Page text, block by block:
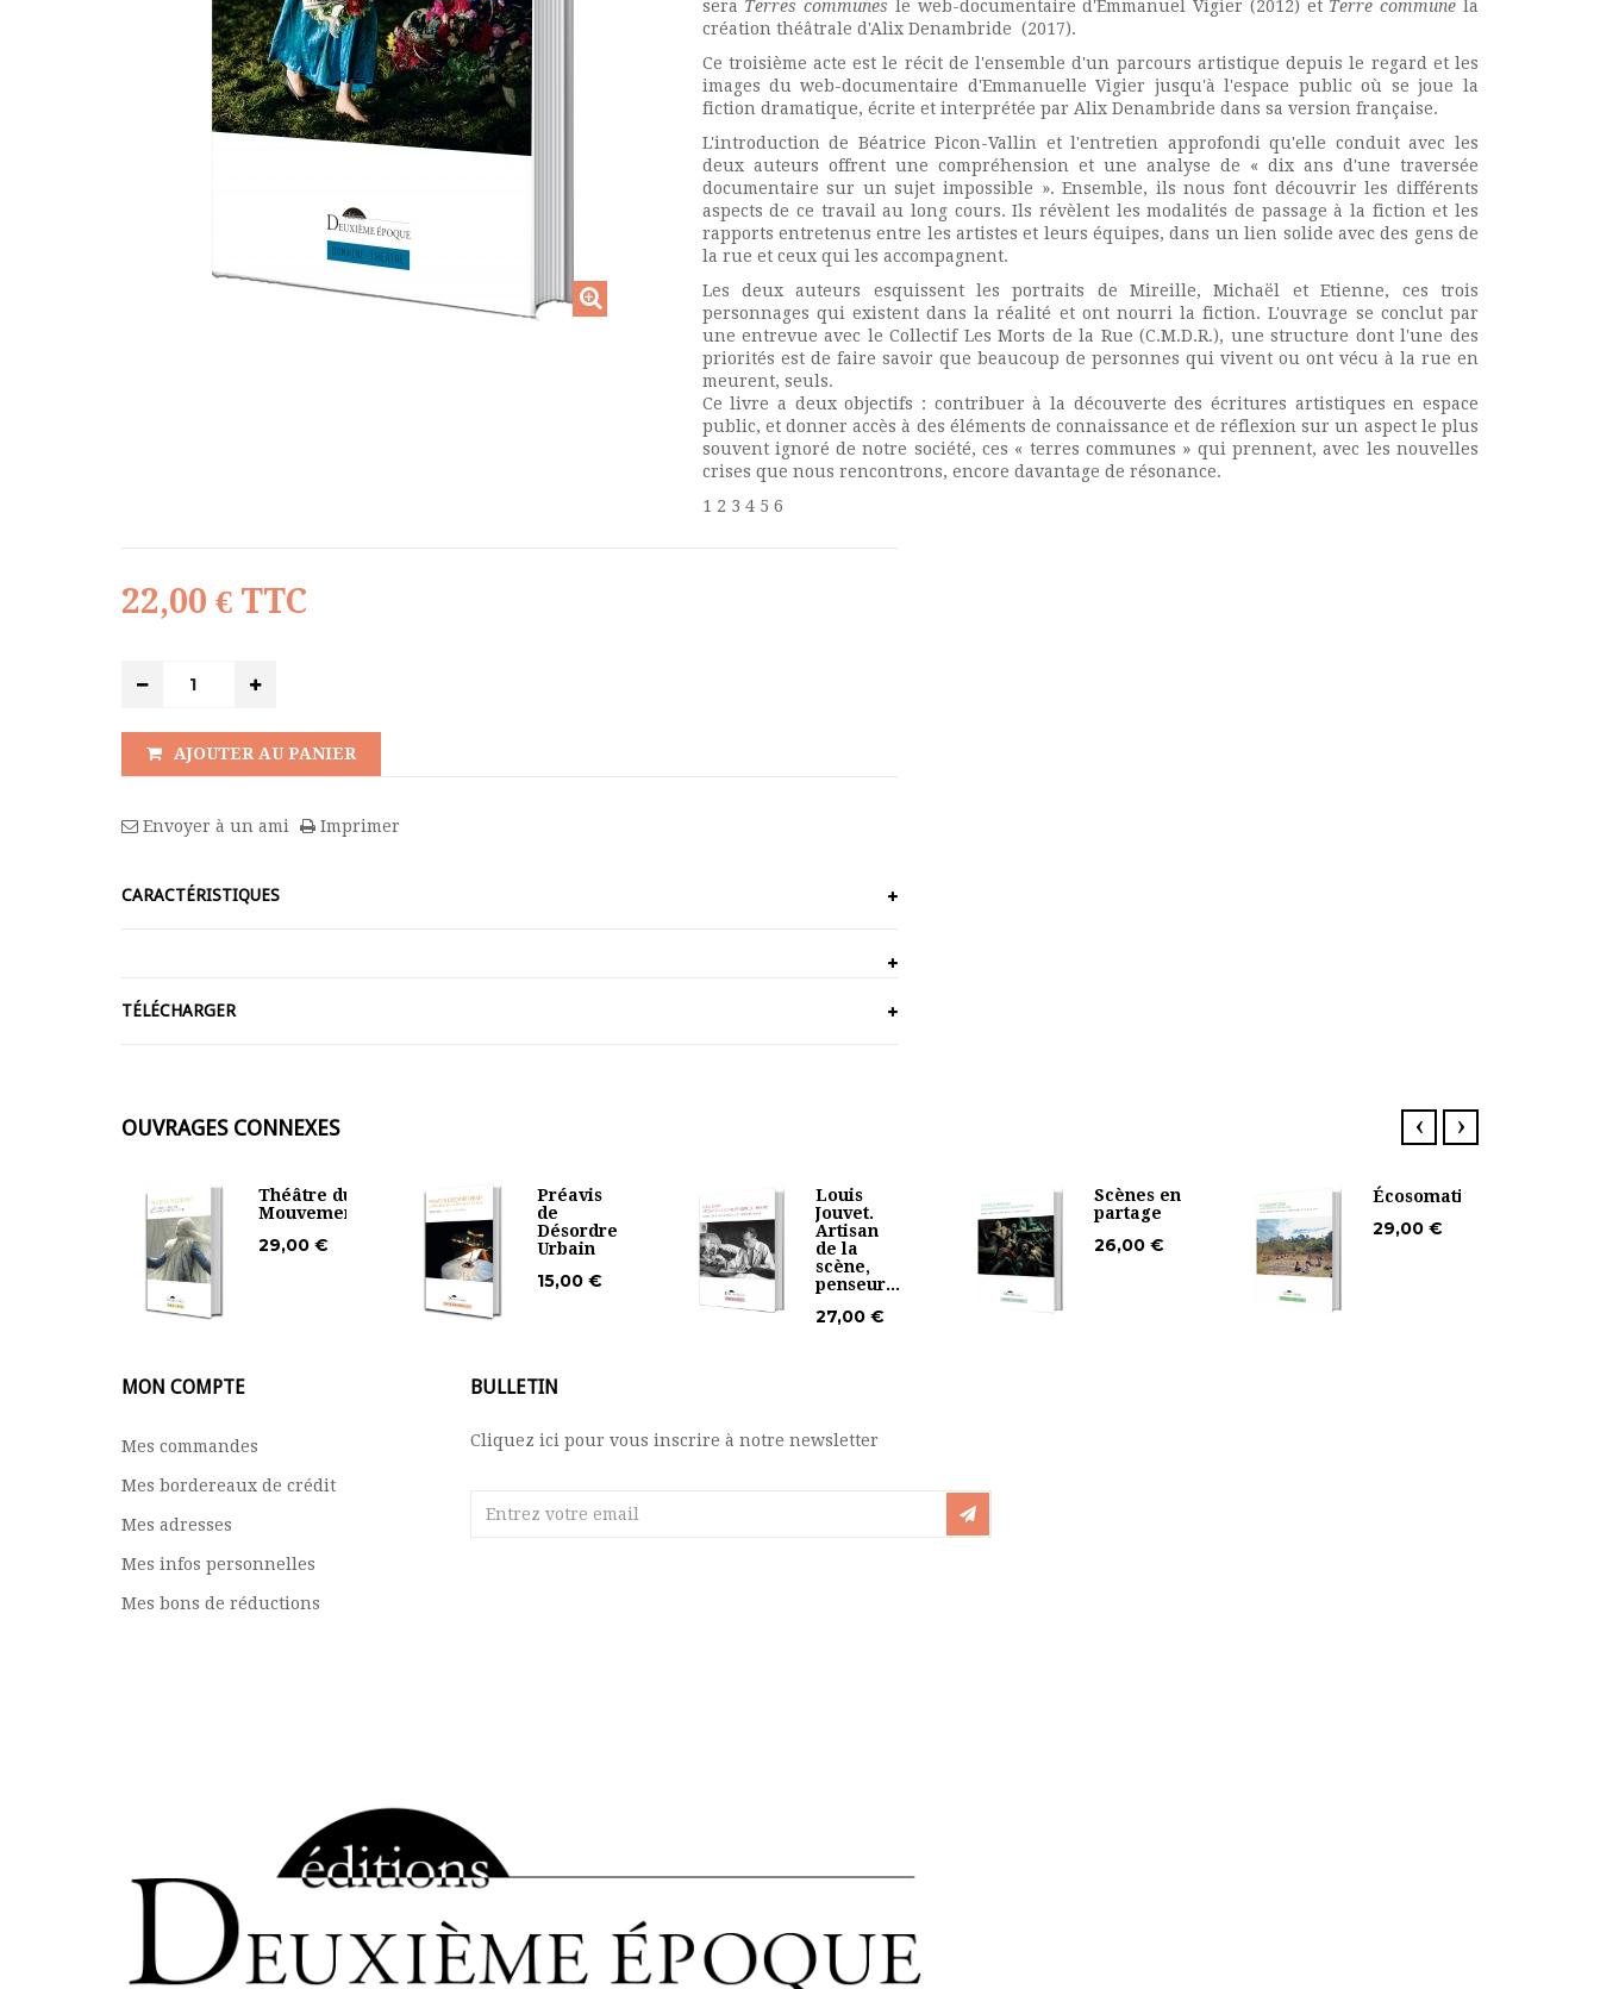
sera Terres communes le web-documentaire d'Emmanuel Vigier (2012) et Terre communela
création théâtrale d'Alix Denambride (2017).
Ce troisième acte est le récit de l'ensemble d'un parcours artistique depuis le regard et les
images du web-documentaire d'Emmanuelle Vigier jusqu'à l'espace public où se joue la
fiction dramatique, écrite et interprétée par Alix Denambride dans sa version française.
L'introduction de Béatrice Picon-Vallin et l'entretien approfondi qu'elle conduit avec les
deux auteurs offrent une compréhension et une analyse de « dix ans d'une traversée
documentaire sur un sujet impossible ». Ensemble, ils nous font découvrir les différents
aspects de ce travail au long cours. Ils révèlent les modalités de passage à la fiction et les
rapports entretenus entre les artistes et leurs équipes, dans un lien solide avec des gens de
la rue et ceux qui les accompagnent.
Les deux auteurs esquissent les portraits de Mireille, Michaël et Etienne, ces trois
personnages qui existent dans la réalité et ont nourri la fiction. L'ouvrage se conclut par
une entrevue avec le Collectif Les Morts de la Rue (C.M.D.R.), une structure dont l'une des
priorités est de faire savoir que beaucoup de personnes qui vivent ou ont vécu à la rue en
meurent, seuls.
Ce livre a deux objectifs : contribuer à la découverte des écritures artistiques en espace
public, et donner accès à des éléments de connaissance et de réflexion sur un aspect le plus
souvent ignoré de notre société, ces « terres communes » qui prennent, avec les nouvelles
crises que nous rencontrons, encore davantage de résonance.
1 2 3 4 5 6
22,00 € TTC
AJOUTER AU PANIER
Envoyer à un ami Imprimer
CARACTÉRISTIQUES
TÉLÉCHARGER
OUVRAGES CONNEXES ‹ ›
Théâtre du
Mouvement
29,00 €
Préavis
de
Désordre
Urbain
15,00 €
Louis
Jouvet.
Artisan
de la
scène,
penseur...
27,00 €
Scènes en
partage
26,00 €
Écosomatiques
29,00 €
MON COMPTE
Mes commandes
Mes bordereaux de crédit
Mes adresses
Mes infos personnelles
Mes bons de réductions
BULLETIN
Cliquez ici pour vous inscrire à notre newsletter